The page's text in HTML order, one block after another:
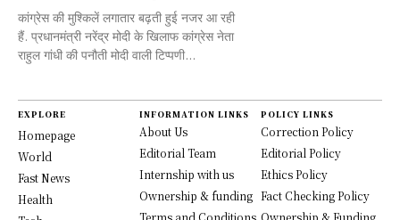
कांग्रेस की मुश्किलें लगातार बढ़ती हुई नजर आ रही
हैं. प्रधानमंत्री नरेंद्र मोदी के खिलाफ कांग्रेस नेता
राहुल गांधी की पनौती मोदी वाली टिप्पणी...
EXPLORE
Homepage
World
Fast News
Health
INFORMATION LINKS
About Us
Editorial Team
Internship with us
Ownership & funding
Terms and Conditions
POLICY LINKS
Correction Policy
Editorial Policy
Ethics Policy
Fact Checking Policy
Ownership & Funding